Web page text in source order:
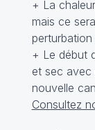
+ La
mais ce
+ Le début
et sec avec
nouvelle
Consultez